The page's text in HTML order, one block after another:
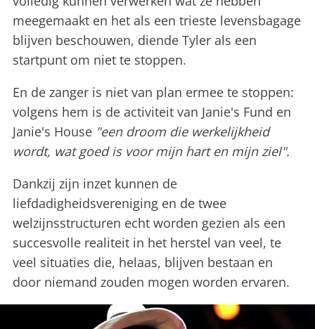
meegemaakt en het als een trieste levensbagage
blijven beschouwen, diende Tyler als een
startpunt om niet te stoppen.
En de zanger is niet van plan ermee te stoppen:
volgens hem is de activiteit van Janie's Fund en
Janie's House "een droom die werkelijkheid
wordt, wat goed is voor mijn hart en mijn ziel".
Dankzij zijn inzet kunnen de
liefdadigheidsvereniging en de twee
welzijnsstructuren echt worden gezien als een
succesvolle realiteit in het herstel van veel, te
veel situaties die, helaas, blijven bestaan en
door niemand zouden mogen worden ervaren.